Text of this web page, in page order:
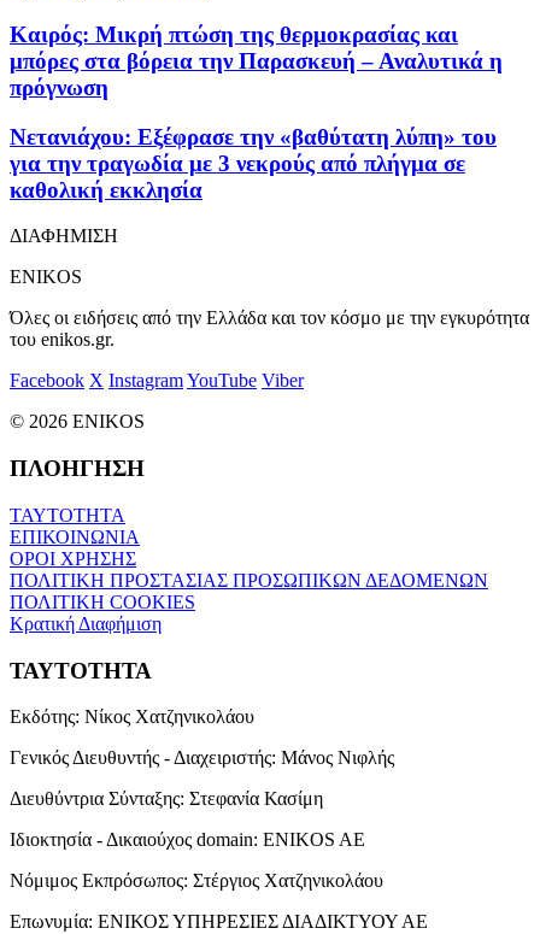
Καιρός: Μικρή πτώση της θερμοκρασίας και
μπόρες στα βόρεια την Παρασκευή – Αναλυτικά η
πρόγνωση
Νετανιάχου: Εξέφρασε την «βαθύτατη λύπη» του
για την τραγωδία με 3 νεκρούς από πλήγμα σε
καθολική εκκλησία
ΔΙΑΦΗΜΙΣΗ
ENIKOS
Όλες οι ειδήσεις από την Ελλάδα και τον κόσμο με την εγκυρότητα
του enikos.gr.
Facebook X InstagramYouTube Viber
© 2026 ENIKOS
ΠΛΟΗΓΗΣΗ
ΤΑΥΤΟΤΗΤΑ
ΕΠΙΚΟΙΝΩΝΙΑ
ΟΡΟΙ ΧΡΗΣΗΣ
ΠΟΛΙΤΙΚΗ ΠΡΟΣΤΑΣΙΑΣ ΠΡΟΣΩΠΙΚΩΝ ΔΕΔΟΜΕΝΩΝ
ΠΟΛΙΤΙΚΗ COOKIES
Κρατική Διαφήμιση
ΤΑΥΤΟΤΗΤΑ
Εκδότης: Νίκος Χατζηνικολάου
Γενικός Διευθυντής - Διαχειριστής: Μάνος Νιφλής
Διευθύντρια Σύνταξης: Στεφανία Κασίμη
Ιδιοκτησία - Δικαιούχος domain: ENIKOS AE
Νόμιμος Εκπρόσωπος: Στέργιος Χατζηνικολάου
Επωνυμία: ΕΝΙΚΟΣ ΥΠΗΡΕΣΙΕΣ ΔΙΑΔΙΚΤΥΟΥ ΑΕ